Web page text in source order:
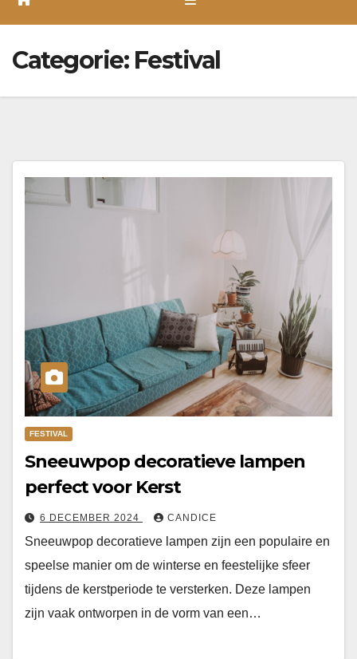
Categorie: Festival
FESTIVAL
Sneeuwpop decoratieve lampen
perfect voor Kerst
6 DECEMBER 2024 CANDICE
Sneeuwpop decoratieve lampen zijn een populaire en
speelse manier om de winterse en feestelijke sfeer
tijdens de kerstperiode te versterken. Deze lampen
zijn vaak ontworpen in de vorm van een…